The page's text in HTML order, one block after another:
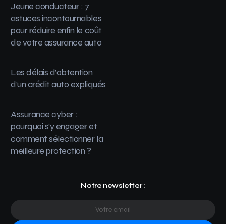
Jeune conducteur : 7
astuces incontournables
pour réduire enfin le coût
de votre assurance auto
Les délais d’obtention
d’un crédit auto expliqués
Assurance cyber :
pourquoi s’y engager et
comment sélectionner la
meilleure protection ?
Notre newsletter :